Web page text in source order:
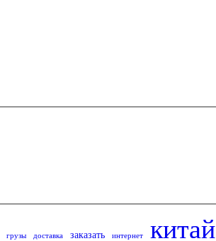
грузы доставка заказать интернет китай